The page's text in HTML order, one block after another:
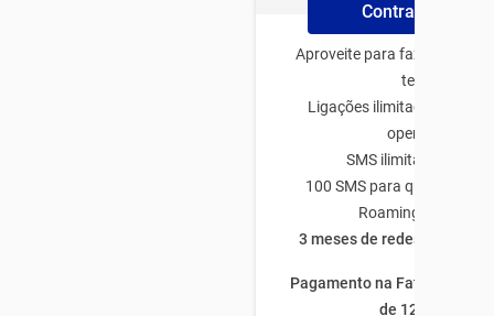
Contrate Online
Aproveite para fazer o plano
tenha:
Ligações ilimitadas para
operadora
SMS ilimitado TIM-
100 SMS para qualquer
Roaming Nacional
3 meses de redes sociais à
Pagamento na Fatura com
de 12 meses